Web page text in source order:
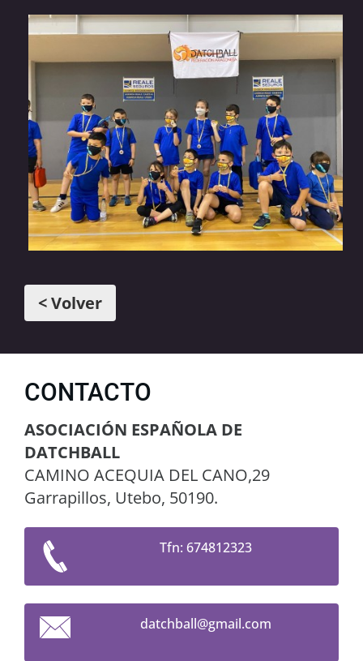
< Volver
CONTACTO
ASOCIACIÓN ESPAÑOLA DE
DATCHBALL
CAMINO ACEQUIA DEL CANO,29
Garrapillos, Utebo, 50190.
Tfn: 674812323
datchball@gmail.com